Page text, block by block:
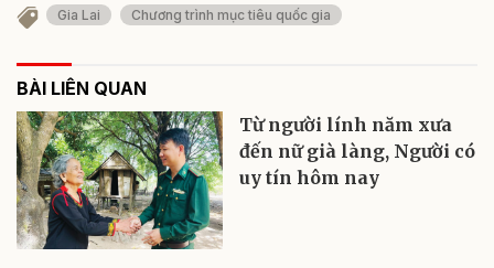
Gia Lai Chương trình mục tiêu quốc gia
BÀI LIÊN QUAN
Từ người lính năm xưa
đến nữ già làng, Người có
uy tín hôm nay